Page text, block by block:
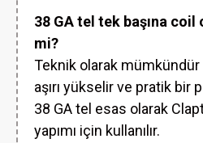
38 GA tel tek başına
mi?
Teknik olarak
aşırı yükselir ve pratik
38 GA tel esas olarak
yapımı için kullanılır.